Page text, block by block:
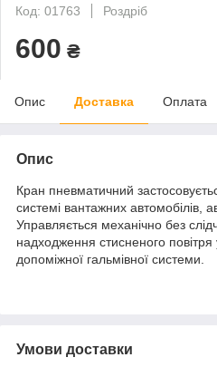
Код: 01763
Роздріб
600 ₴
Опис Доставка Оплата
Опис
Кран пневматичний
системі вантажних автомобілів,
Управляється механічно без
надходження стисненого повітря
допоміжної гальмівної системи.
Умови доставки